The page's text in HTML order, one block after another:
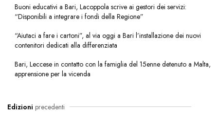
Buoni educativi a Bari, Lacoppola scrive ai gestori dei servizi:
“Disponibili a integrare i fondi della Regione”
“Aiutaci a fare i cartoni”, al via oggi a Bari l’installazione dei nuovi
contenitori dedicati alla differenziata
Bari, Leccese in contatto con la famiglia del 15enne detenuto a Malta,
apprensione per la vicenda
Edizioni precedenti